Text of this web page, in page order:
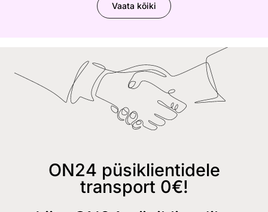
Vaata kõiki
ON24 püsiklientidele
transport 0€!